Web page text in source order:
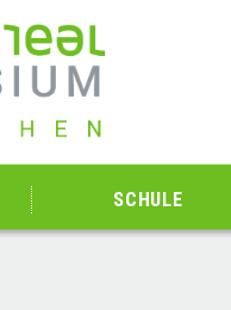
SCHULE